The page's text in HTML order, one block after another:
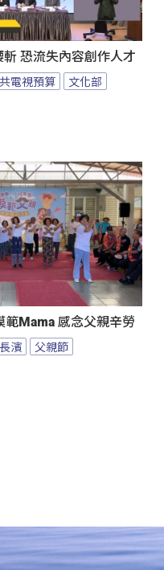
恐流失內容創作人才
電視預算 文化部
範Mama 感念父親辛勞
濱 父親節